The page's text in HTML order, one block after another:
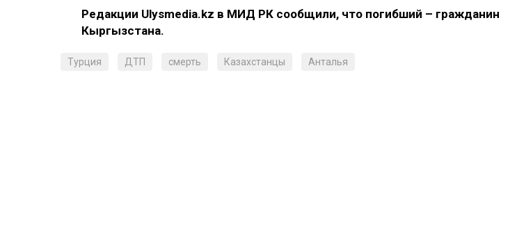
Редакции Ulysmedia.kz в МИД РК сообщили, что погибший – гражданин
Кыргызстана.
Турция ДТП смерть Казахстанцы Анталья